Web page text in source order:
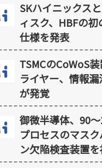
SKハイニックス
ィスク、HBFの初
仕様を発表
TSMCのCoWoS
ライヤー、情報
が発覚
御微半導体、90
プロセスのマス
ン欠陥検査装置